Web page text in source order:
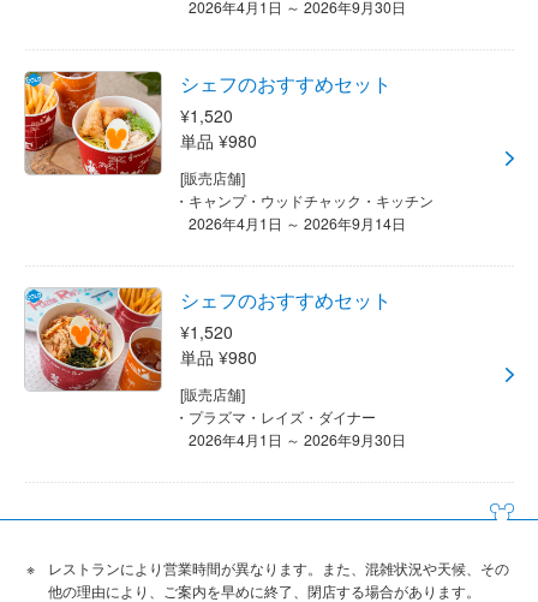
2026年4月1日 ～ 2026年9月30日
シェフのおすすめセット
¥1,520
単品 ¥980
[販売店舗]
キャンプ・ウッドチャック・キッチン
2026年4月1日 ～ 2026年9月14日
シェフのおすすめセット
¥1,520
単品 ¥980
[販売店舗]
プラズマ・レイズ・ダイナー
2026年4月1日 ～ 2026年9月30日
レストランにより営業時間が異なります。また、混雑状況や天候、その
他の理由により、ご案内を早めに終了、閉店する場合があります。